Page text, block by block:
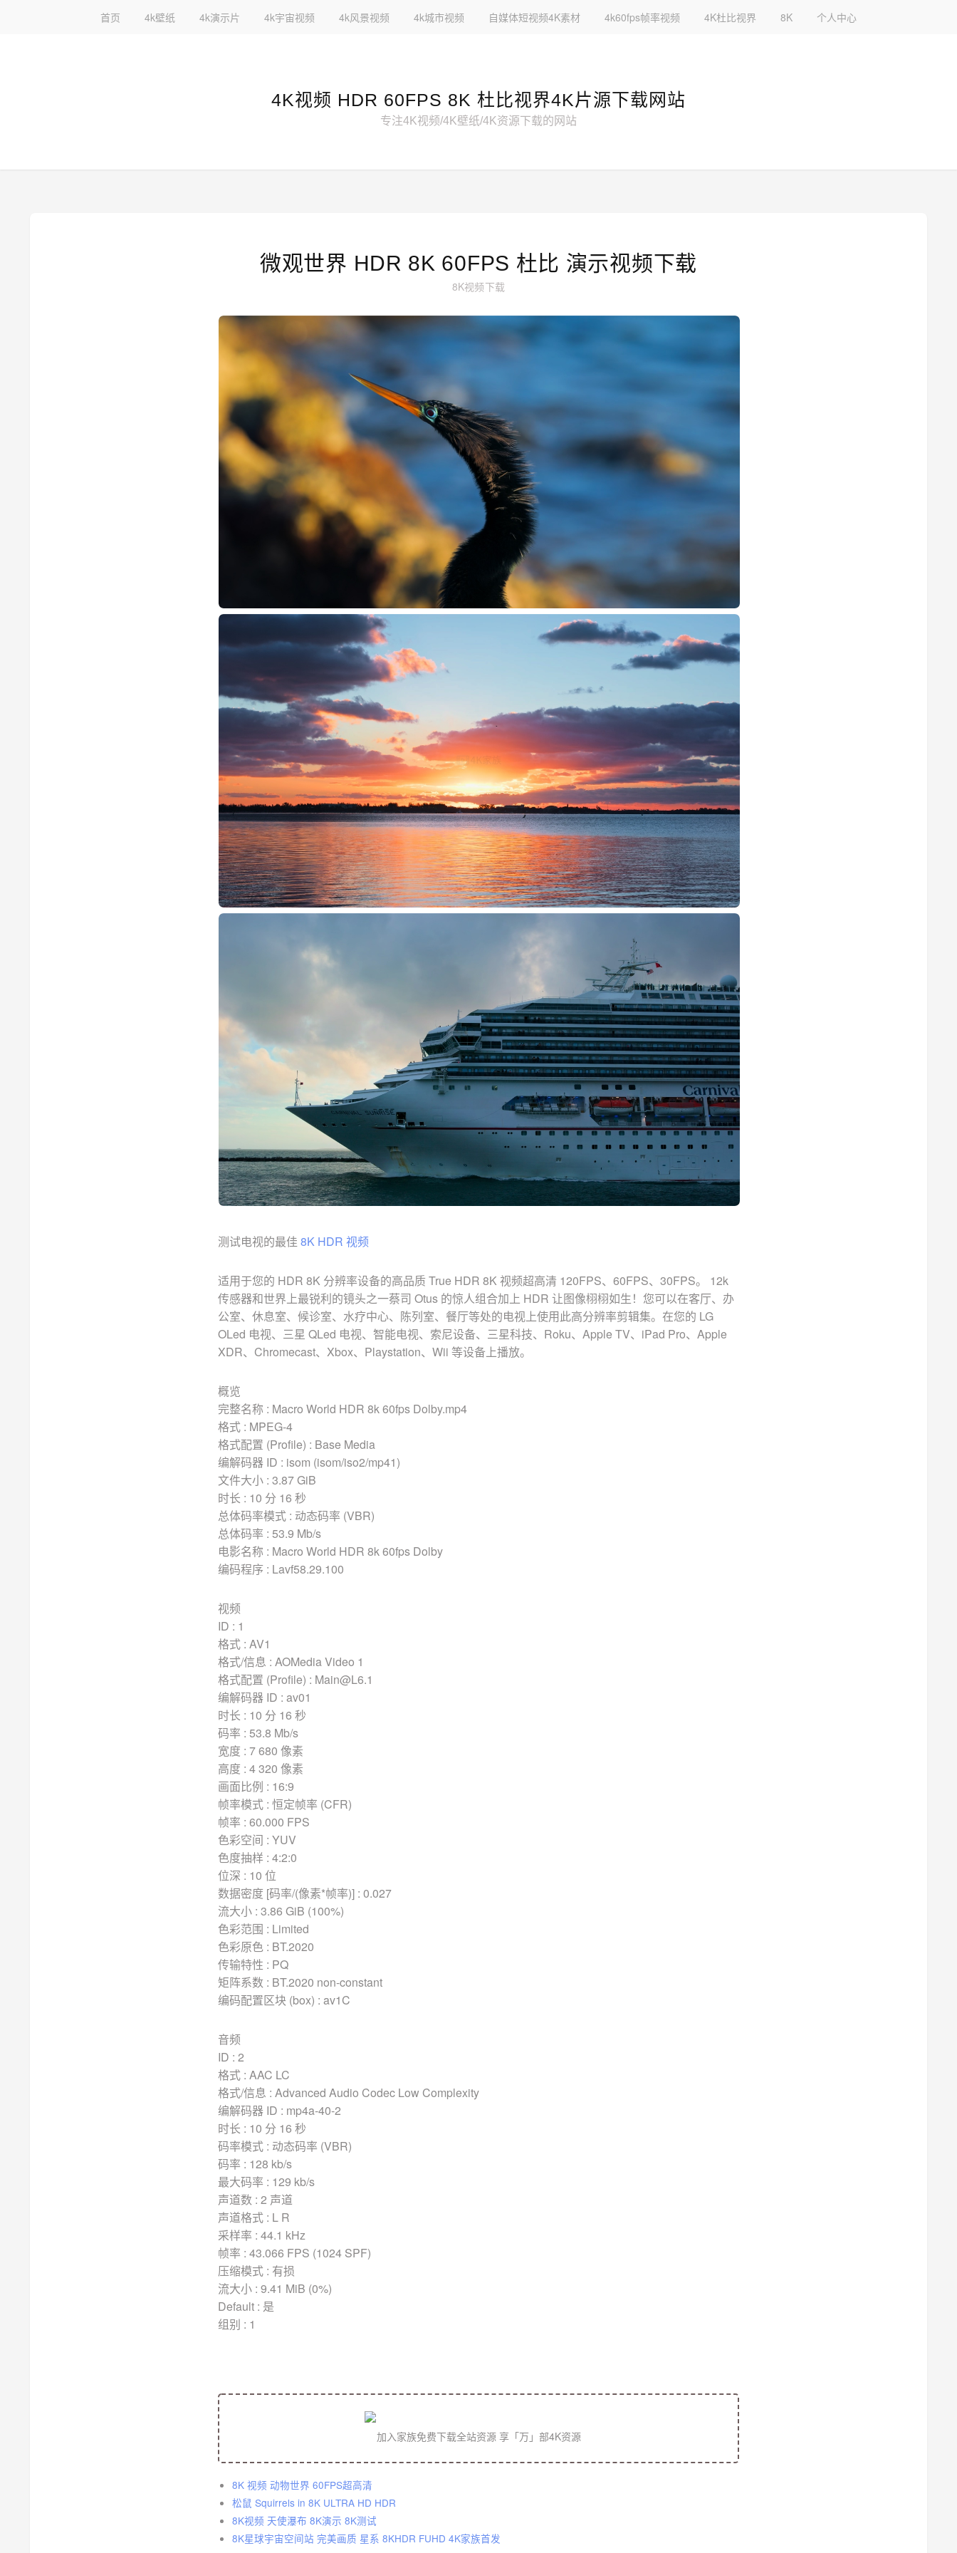
首页 4k壁纸 4k演示片 4k宇宙视频 4k风景视频 4k城市视频 自媒体短视频4K素材 4k60fps帧率视频 4K杜比视界 8K 个人中心
4K视频 HDR 60FPS 8K 杜比视界4K片源下载网站
专注4K视频/4K壁纸/4K资源下载的网站
微观世界 HDR 8K 60FPS 杜比 演示视频下载
8K视频下载
测试电视的最佳8K HDR 视频
适用于您的 HDR 8K 分辨率设备的高品质 True HDR 8K 视频超高清 120FPS、60FPS、30FPS。 12k
传感器和世界上最锐利的镜头之一蔡司 Otus 的惊人组合加上 HDR 让图像栩栩如生！您可以在客厅、办
公室、休息室、候诊室、水疗中心、陈列室、餐厅等处的电视上使用此高分辨率剪辑集。在您的 LG
OLed 电视、三星 QLed 电视、智能电视、索尼设备、三星科技、Roku、Apple TV、iPad Pro、Apple
XDR、Chromecast、Xbox、Playstation、Wii 等设备上播放。
概览
完整名称 : Macro World HDR 8k 60fps Dolby.mp4
格式 : MPEG-4
格式配置 (Profile) : Base Media
编解码器 ID : isom (isom/iso2/mp41)
文件大小 : 3.87 GiB
时长 : 10 分 16 秒
总体码率模式 : 动态码率 (VBR)
总体码率 : 53.9 Mb/s
电影名称 : Macro World HDR 8k 60fps Dolby
编码程序 : Lavf58.29.100
视频
ID : 1
格式 : AV1
格式/信息 : AOMedia Video 1
格式配置 (Profile) : Main@L6.1
编解码器 ID : av01
时长 : 10 分 16 秒
码率 : 53.8 Mb/s
宽度 : 7 680 像素
高度 : 4 320 像素
画面比例 : 16:9
帧率模式 : 恒定帧率 (CFR)
帧率 : 60.000 FPS
色彩空间 : YUV
色度抽样 : 4:2:0
位深 : 10 位
数据密度 [码率/(像素*帧率)] : 0.027
流大小 : 3.86 GiB (100%)
色彩范围 : Limited
色彩原色 : BT.2020
传输特性 : PQ
矩阵系数 : BT.2020 non-constant
编码配置区块 (box) : av1C
音频
ID : 2
格式 : AAC LC
格式/信息 : Advanced Audio Codec Low Complexity
编解码器 ID : mp4a-40-2
时长 : 10 分 16 秒
码率模式 : 动态码率 (VBR)
码率 : 128 kb/s
最大码率 : 129 kb/s
声道数 : 2 声道
声道格式 : L R
采样率 : 44.1 kHz
帧率 : 43.066 FPS (1024 SPF)
压缩模式 : 有损
流大小 : 9.41 MiB (0%)
Default : 是
组别 : 1
加入家族免费下载全站资源 享「万」部4K资源
8K 视频 动物世界 60FPS超高清
松鼠 Squirrels in 8K ULTRA HD HDR
8K视频 天使瀑布 8K演示 8K测试
8K星球宇宙空间站 完美画质 星系 8KHDR FUHD 4K家族首发